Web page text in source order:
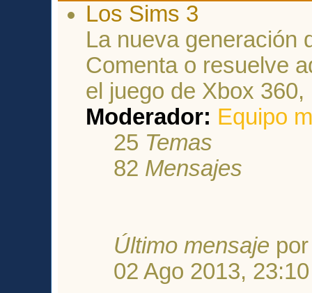
Los Sims 3
La nueva generación
Comenta o resuelve
el juego de Xbox
Moderador: Equipo
25 Temas
82 Mensajes
Último mensaje
02 Ago 2013, 23:10